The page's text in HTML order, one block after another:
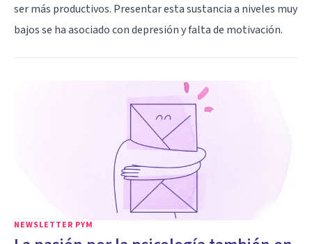
ser más productivos. Presentar esta sustancia a niveles muy
bajos se ha asociado con depresión y falta de motivación.
NEWSLETTER PYM